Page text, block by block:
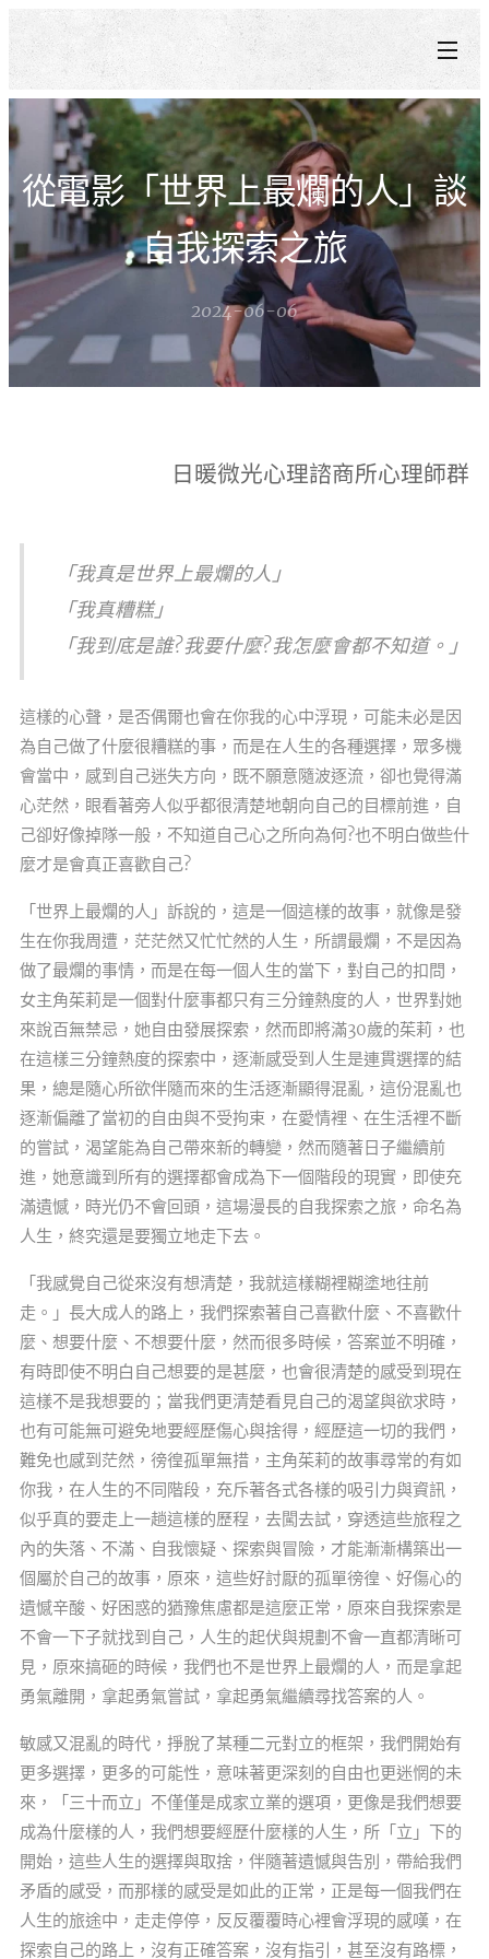
從電影「世界上最爛的人」談
自我探索之旅
2024-06-06
日暖微光心理諮商所心理師群
「我真是世界上最爛的人」
「我真糟糕」
「我到底是誰?我要什麼?我怎麼會都不知道。」
這樣的心聲，是否偶爾也會在你我的心中浮現，可能未必是因
為自己做了什麼很糟糕的事，而是在人生的各種選擇，眾多機
會當中，感到自己迷失方向，既不願意隨波逐流，卻也覺得滿
心茫然，眼看著旁人似乎都很清楚地朝向自己的目標前進，自
己卻好像掉隊一般，不知道自己心之所向為何?也不明白做些什
麼才是會真正喜歡自己?
「世界上最爛的人」訴說的，這是一個這樣的故事，就像是發
生在你我周遭，茫茫然又忙忙然的人生，所謂最爛，不是因為
做了最爛的事情，而是在每一個人生的當下，對自己的扣問，
女主角茱莉是一個對什麼事都只有三分鐘熱度的人，世界對她
來說百無禁忌，她自由發展探索，然而即將滿30歲的茱莉，也
在這樣三分鐘熱度的探索中，逐漸感受到人生是連貫選擇的結
果，總是隨心所欲伴隨而來的生活逐漸顯得混亂，這份混亂也
逐漸偏離了當初的自由與不受拘束，在愛情裡、在生活裡不斷
的嘗試，渴望能為自己帶來新的轉變，然而隨著日子繼續前
進，她意識到所有的選擇都會成為下一個階段的現實，即使充
滿遺憾，時光仍不會回頭，這場漫長的自我探索之旅，命名為
人生，終究還是要獨立地走下去。
「我感覺自己從來沒有想清楚，我就這樣糊裡糊塗地往前
走。」長大成人的路上，我們探索著自己喜歡什麼、不喜歡什
麼、想要什麼、不想要什麼，然而很多時候，答案並不明確，
有時即使不明白自己想要的是甚麼，也會很清楚的感受到現在
這樣不是我想要的；當我們更清楚看見自己的渴望與欲求時，
也有可能無可避免地要經歷傷心與捨得，經歷這一切的我們，
難免也感到茫然，徬徨孤單無措，主角茱莉的故事尋常的有如
你我，在人生的不同階段，充斥著各式各樣的吸引力與資訊，
似乎真的要走上一趟這樣的歷程，去闖去試，穿透這些旅程之
內的失落、不滿、自我懷疑、探索與冒險，才能漸漸構築出一
個屬於自己的故事，原來，這些好討厭的孤單徬徨、好傷心的
遺憾辛酸、好困惑的猶豫焦慮都是這麼正常，原來自我探索是
不會一下子就找到自己，人生的起伏與規劃不會一直都清晰可
見，原來搞砸的時候，我們也不是世界上最爛的人，而是拿起
勇氣離開，拿起勇氣嘗試，拿起勇氣繼續尋找答案的人。
敏感又混亂的時代，掙脫了某種二元對立的框架，我們開始有
更多選擇，更多的可能性，意味著更深刻的自由也更迷惘的未
來，「三十而立」不僅僅是成家立業的選項，更像是我們想要
成為什麼樣的人，我們想要經歷什麼樣的人生，所「立」下的
開始，這些人生的選擇與取捨，伴隨著遺憾與告別，帶給我們
矛盾的感受，而那樣的感受是如此的正常，正是每一個我們在
人生的旅途中，走走停停，反反覆覆時心裡會浮現的感嘆，在
探索自己的路上，沒有正確答案，沒有指引，甚至沒有路標，